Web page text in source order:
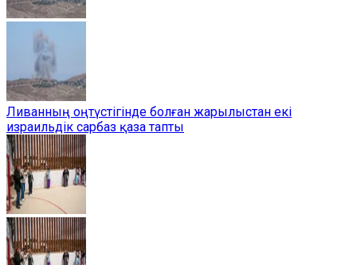
Ливанның оңтүстігінде болған жарылыстан екі
израильдік сарбаз қаза тапты